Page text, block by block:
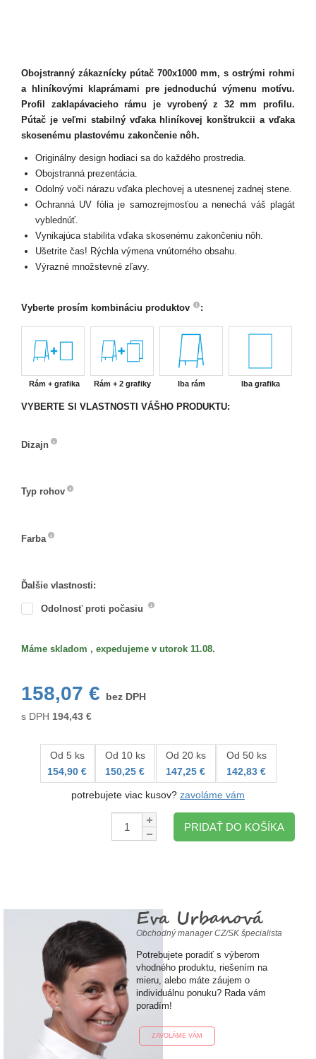
Obojstranný zákaznícky pútač 700x1000 mm, s ostrými rohmi
a hliníkovými klaprámami pre jednoduchú výmenu motívu.
Profil zaklapávacieho rámu je vyrobený z 32 mm profilu.
Pútač je veľmi stabilný vďaka hliníkovej konštrukcii a vďaka
skosenému plastovému zakončenie nôh.
Originálny design hodiaci sa do každého prostredia.
Obojstranná prezentácia.
Odolný voči nárazu vďaka plechovej a utesnenej zadnej stene.
Ochranná UV fólia je samozrejmosťou a nenechá váš plagát
vyblednúť.
Vynikajúca stabilita vďaka skosenému zakončeniu nôh.
Ušetrite čas! Rýchla výmena vnútorného obsahu.
Výrazné množstevné zľavy.
Vyberte prosím kombináciu produktov :
Rám + grafika Rám + 2 grafiky Iba rám Iba grafika
VYBERTE SI VLASTNOSTI VÁŠHO PRODUKTU:
Dizajn
Typ rohov
Farba
Ďalšie vlastnosti:
Odolnosť proti počasiu
Máme skladom , expedujeme v utorok 11.08.
158,07 €
bez DPH
s DPH 194,43 €
Od 5 ks
154,90 €
Od 10 ks
150,25 €
Od 20 ks
147,25 €
Od 50 ks
142,83 €
potrebujete viac kusov? zavoláme vám
Množstvo:
PRIDAŤ DO KOŠÍKA
Eva Urbanová
Obchodný manager CZ/SK špecialista
Potrebujete poradiť s výberom
vhodného produktu, riešením na
mieru, alebo máte záujem o
individuálnu ponuku? Rada vám
poradím!
ZAVOLÁME VÁM